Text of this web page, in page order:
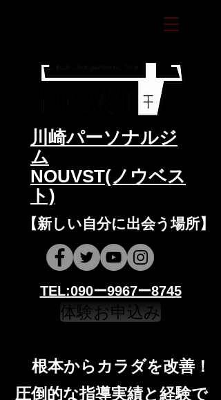
​川崎パーソナルジ
ム
NOUVST(ノウベス
ト)
​​【新しい自分に出会う場所】
​​TEL:090ー9967ー8745
体験お申込み
​根本からカラダを改善！​​
​​圧倒的な指導実績と経験で